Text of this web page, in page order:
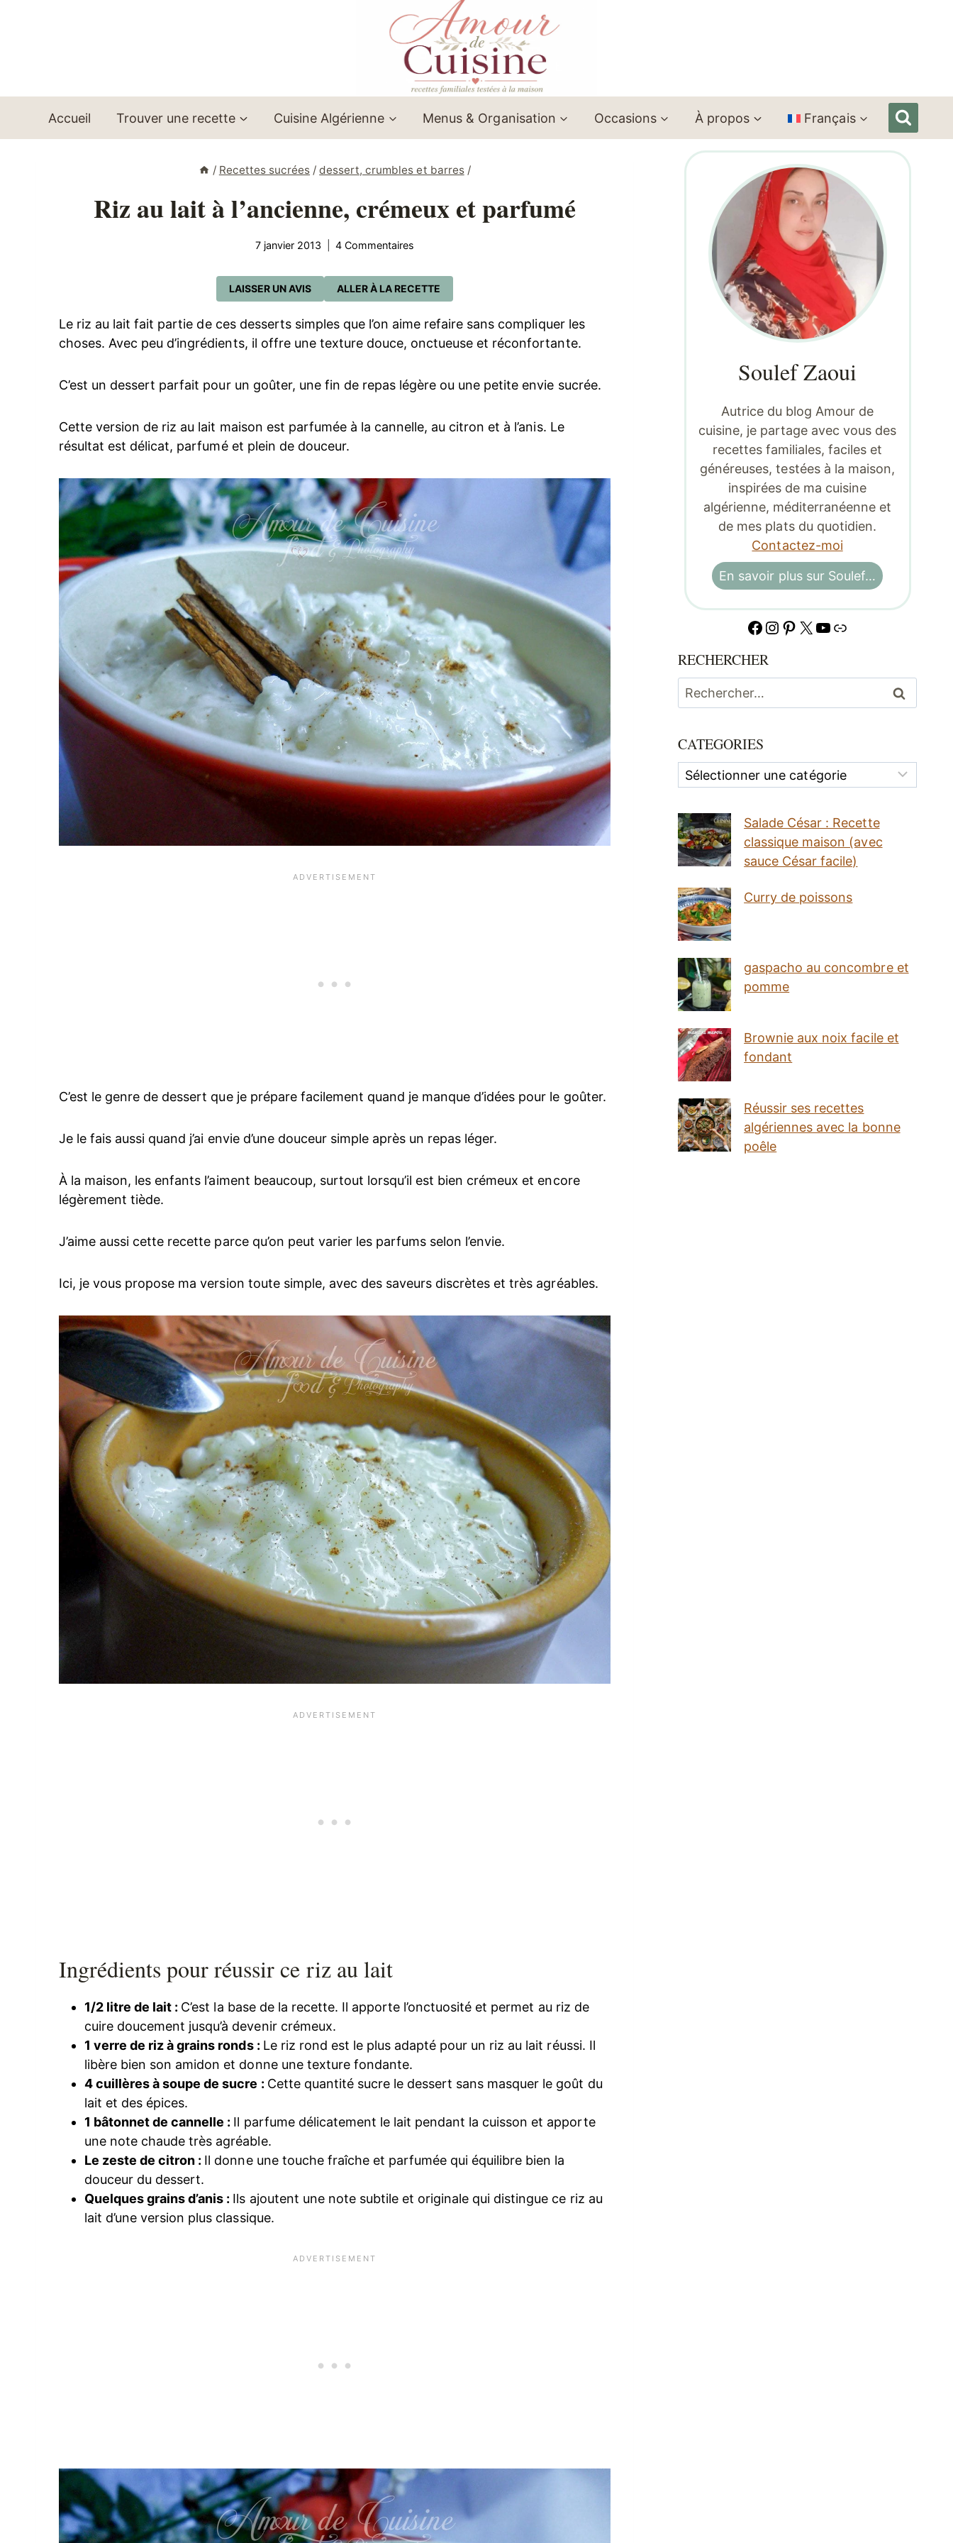
Accueil Trouver une recette Cuisine Algérienne Menus & Organisation Occasions À propos Français
/ Recettes sucrées / dessert, crumbles et barres /
Riz au lait à l’ancienne, crémeux et parfumé
7 janvier 2013 4 Commentaires
ALLER À LA RECETTE
LAISSER UN AVIS
Le riz au lait fait partie de ces desserts simples que l’on aime refaire sans compliquer les
choses. Avec peu d’ingrédients, il offre une texture douce, onctueuse et réconfortante.
C’est un dessert parfait pour un goûter, une fin de repas légère ou une petite envie sucrée.
Cette version de riz au lait maison est parfumée à la cannelle, au citron et à l’anis. Le
résultat est délicat, parfumé et plein de douceur.
C’est le genre de dessert que je prépare facilement quand je manque d’idées pour le goûter.
Je le fais aussi quand j’ai envie d’une douceur simple après un repas léger.
À la maison, les enfants l’aiment beaucoup, surtout lorsqu’il est bien crémeux et encore
légèrement tiède.
J’aime aussi cette recette parce qu’on peut varier les parfums selon l’envie.
Ici, je vous propose ma version toute simple, avec des saveurs discrètes et très agréables.
Ingrédients pour réussir ce riz au lait
1/2 litre de lait : C’est la base de la recette. Il apporte l’onctuosité et permet au riz de
cuire doucement jusqu’à devenir crémeux.
1 verre de riz à grains ronds : Le riz rond est le plus adapté pour un riz au lait réussi. Il
libère bien son amidon et donne une texture fondante.
4 cuillères à soupe de sucre : Cette quantité sucre le dessert sans masquer le goût du
lait et des épices.
1 bâtonnet de cannelle : Il parfume délicatement le lait pendant la cuisson et apporte
une note chaude très agréable.
Le zeste de citron : Il donne une touche fraîche et parfumée qui équilibre bien la
douceur du dessert.
Quelques grains d’anis : Ils ajoutent une note subtile et originale qui distingue ce riz au
lait d’une version plus classique.
Soulef Zaoui
Autrice du blog Amour de
cuisine, je partage avec vous des
recettes familiales, faciles et
généreuses, testées à la maison,
inspirées de ma cuisine
algérienne, méditerranéenne et
de mes plats du quotidien.
Contactez-moi
En savoir plus sur Soulef…
Facebook
Instagram
Pinterest
X YouTube
Lien
RECHERCHER
Rechercher :
CATEGORIES
Categories
Salade César : Recette
classique maison (avec
sauce César facile)
Curry de poissons
gaspacho au concombre et
pomme
Brownie aux noix facile et
fondant
Réussir ses recettes
algériennes avec la bonne
poêle